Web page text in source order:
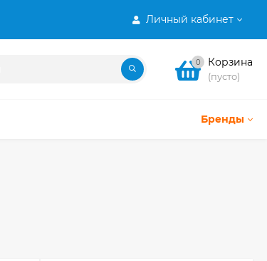
Личный кабинет
0 Корзина
(пусто)
Бренды